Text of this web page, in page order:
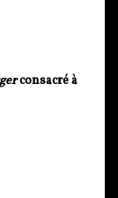
consacré à